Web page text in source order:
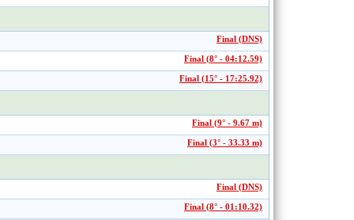
Final (DNS)
Final (8° - 04:12.59)
Final (15° - 17:25.92)
Final (9° - 9.67 m)
Final (3° - 33.33 m)
Final (DNS)
Final (8° - 01:10.32)